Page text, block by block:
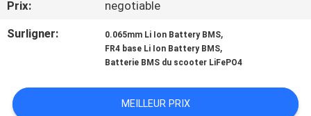
DE
QUALITÉ
NOUS
Prix:
negotiable
Surligner:
0.065mm Li Ion Battery BMS,
FR4 base Li Ion Battery BMS,
Batterie BMS du scooter LiFePO4
MEILLEUR PRIX